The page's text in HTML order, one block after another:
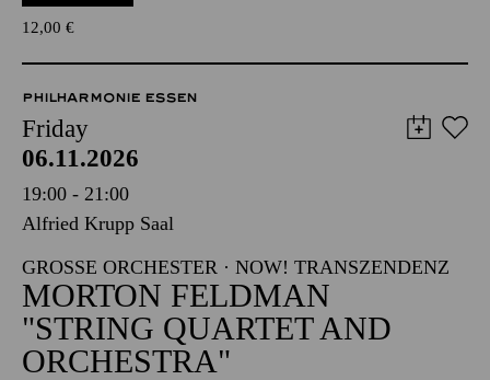
12,00 €
PHILHARMONIE ESSEN
Friday
06.11.2026
19:00 - 21:00
Alfried Krupp Saal
GROSSE ORCHESTER · NOW! TRANSZENDENZ
MORTON FELDMAN
"STRING QUARTET AND
ORCHESTRA"